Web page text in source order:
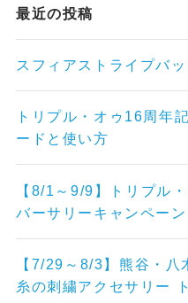
最近の投稿
スフィアストライプバ
トリプル・オゥ16周年
ードと使い方
【8/1～9/9】トリプル
バーサリーキャンペーン
【7/29～8/3】熊谷・八
糸の刺繍アクセサリー